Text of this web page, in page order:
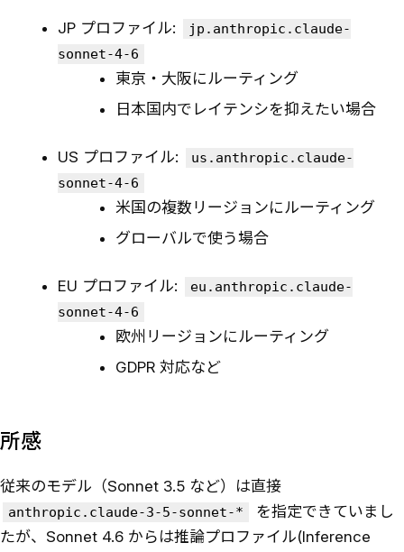
JP プロファイル:
jp.anthropic.claude-
sonnet-4-6
東京・大阪にルーティング
日本国内でレイテンシを抑えたい場合
US プロファイル:
us.anthropic.claude-
sonnet-4-6
米国の複数リージョンにルーティング
グローバルで使う場合
EU プロファイル:
eu.anthropic.claude-
sonnet-4-6
欧州リージョンにルーティング
GDPR 対応など
所感
従来のモデル（Sonnet 3.5 など）は直接
anthropic.claude-3-5-sonnet-*
を指定できていまし
たが、Sonnet 4.6 からは推論プロファイル(Inference